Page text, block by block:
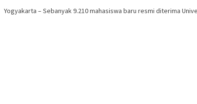
Yogyakarta – Sebanyak 9.210 mahasiswa baru resmi diterima